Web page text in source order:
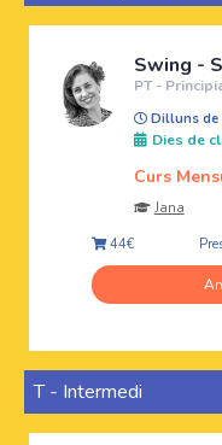
Swing -
PT -
Dilluns de
Dies de
Curs
Jana
44€
T - Intermedi